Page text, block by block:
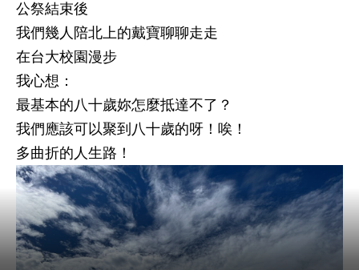
公祭結束後
我們幾人陪北上的戴寶聊聊走走
在台大校園漫步
我心想：
最基本的八十歲妳怎麼抵達不了？
我們應該可以聚到八十歲的呀！唉！
多曲折的人生路！